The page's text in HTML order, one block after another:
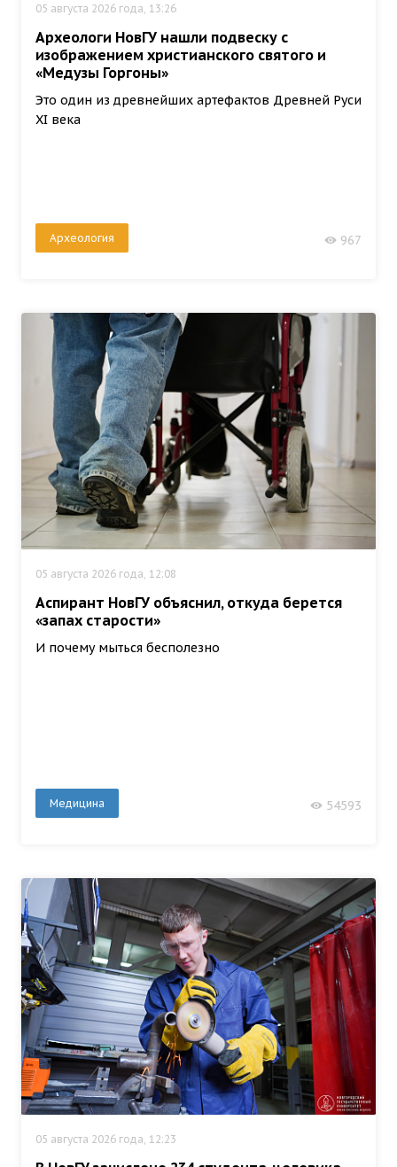
05 августа 2026 года, 13:26
Археологи НовГУ нашли подвеску с
изображением христианского святого и
«Медузы Горгоны»
Это один из древнейших артефактов Древней Руси
XI века
Археология 967
05 августа 2026 года, 12:08
Аспирант НовГУ объяснил, откуда берется
«запах старости»
И почему мыться бесполезно
Медицина 54593
05 августа 2026 года, 12:23